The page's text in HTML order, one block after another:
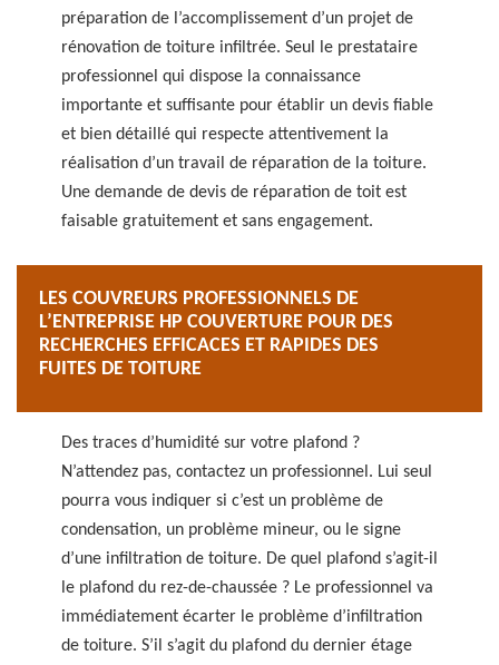
préparation de l’accomplissement d’un projet de
rénovation de toiture infiltrée. Seul le prestataire
professionnel qui dispose la connaissance
importante et suffisante pour établir un devis fiable
et bien détaillé qui respecte attentivement la
réalisation d’un travail de réparation de la toiture.
Une demande de devis de réparation de toit est
faisable gratuitement et sans engagement.
LES COUVREURS PROFESSIONNELS DE
L’ENTREPRISE HP COUVERTURE POUR DES
RECHERCHES EFFICACES ET RAPIDES DES
FUITES DE TOITURE
Des traces d’humidité sur votre plafond ?
N’attendez pas, contactez un professionnel. Lui seul
pourra vous indiquer si c’est un problème de
condensation, un problème mineur, ou le signe
d’une infiltration de toiture. De quel plafond s’agit-il
le plafond du rez-de-chaussée ? Le professionnel va
immédiatement écarter le problème d’infiltration
de toiture. S’il s’agit du plafond du dernier étage